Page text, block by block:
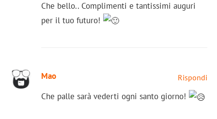
Che bello.. Complimenti e tantissimi auguri
per il tuo futuro!
Mao Rispondi
Che palle sarà vederti ogni santo giorno!